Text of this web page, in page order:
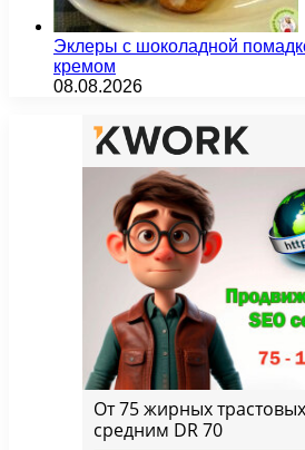
Эклеры с шоколадной
кремом
08.08.2026